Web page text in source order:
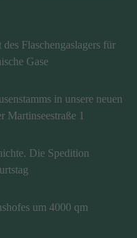
Flaschengaslagers für
Gase
in unsere neuen
Martinseestraße 1
Die Spedition
um 4000 qm